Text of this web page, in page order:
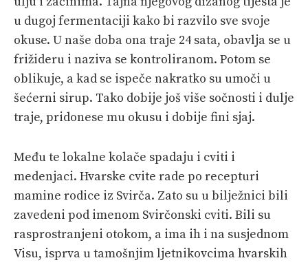
u dugoj fermentaciji kako bi razvilo sve svoje
okuse. U naše doba ona traje 24 sata, obavlja se u
frižideru i naziva se kontroliranom. Potom se
oblikuje, a kad se ispeče nakratko su umoči u
šećerni sirup. Tako dobije još više sočnosti i dulje
traje, pridonese mu okusu i dobije fini sjaj.
Među te lokalne kolače spadaju i cviti i
medenjaci. Hvarske cvite rade po recepturi
mamine rodice iz Svirča. Zato su u bilježnici bili
zavedeni pod imenom Svirčonski cviti. Bili su
rasprostranjeni otokom, a ima ih i na susjednom
Visu, isprva u tamošnjim ljetnikovcima hvarskih